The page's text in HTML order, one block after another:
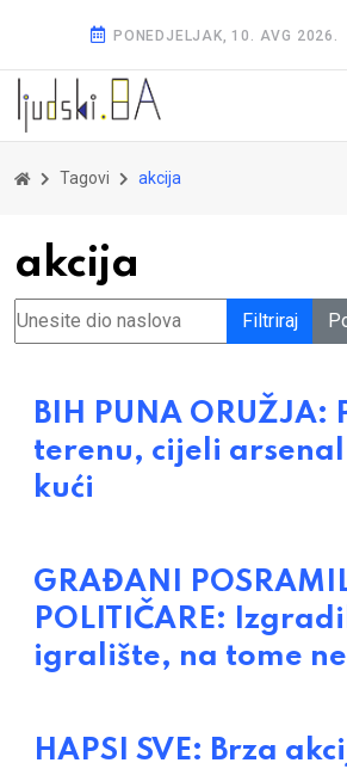
PONEDJELJAK, 10. AVG 2026.
Tagovi akcija
akcija
Unesite dio naslova Filtriraj
BIH PUNA ORUŽJA:
terenu, cijeli
kući
GRAĐANI
POLITIČARE:
igralište, na tome
HAPSI SVE: Brza